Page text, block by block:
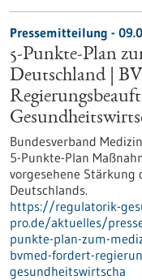
Pressemitteilung -
5-Punkte-Plan
Deutschland |
Bundesverband
5-Punkte-Plan
vorgesehene
Deutschlands.
https://regulatorik-
pro.de/aktuelles/
punkte-plan-zum-
bvmed-fordert-
gesundheitswirtscha